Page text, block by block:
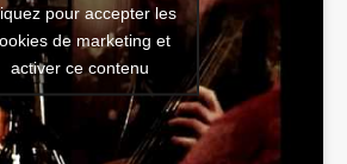
pour accepter les
de marketing et
activer ce contenu